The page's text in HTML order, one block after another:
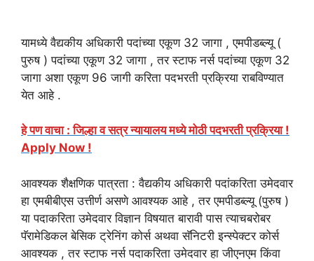
यामध्ये वैद्यकीय अधिकारी पदांच्या एकूण 32 जागा , एमपीडब्ल्यू (
पुरुष ) पदांच्या एकूण 32 जागा , तर स्टाफ नर्स पदांच्या एकूण 32
जागा अशा एकूण 96 जागी करिता पदभरती प्रक्रिया राबविण्यात
येत आहे .
हे पण वाचा : जिल्हा व सत्र न्यायालय मध्ये मोठी पदभरती प्रक्रिया !
Apply Now !
आवश्यक शैक्षणिक पात्रता : वैद्यकीय अधिकारी पदांकरिता उमेदवार
हा एमबीबीएस उत्तीर्ण असणे आवश्यक आहे , तर एमपीडब्ल्यू (पुरुष )
या पदाकरिता उमेदवार विज्ञान विषयात बारावी पास त्याचबरोबर
पॅरामेडिकल बेसिक ट्रेनिंग कोर्स अथवा सॅनिटरी इन्स्पेक्टर कोर्स
आवश्यक , तर स्टाफ नर्स पदाकरिता उमेदवार हा जीएनएम किंवा